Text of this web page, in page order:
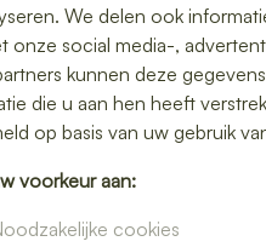
in
en
We delen ook
onze social media-,
kunnen deze
die u aan hen heeft
op basis van uw gebruik
voorkeur aan:
cookies